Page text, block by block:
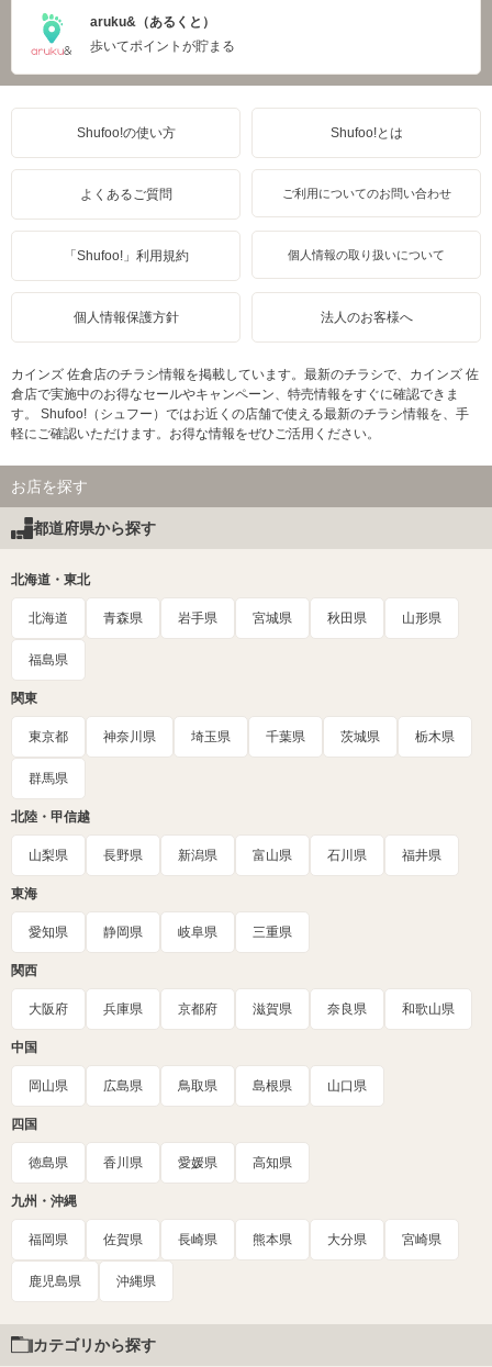
aruku&（あるくと）
歩いてポイントが貯まる
Shufoo!の使い方 Shufoo!とは
よくあるご質問 ご利用についてのお問い合わせ
「Shufoo!」利用規約 個人情報の取り扱いについて
個人情報保護方針 法人のお客様へ
カインズ 佐倉店のチラシ情報を掲載しています。最新のチラシで、カインズ 佐
倉店で実施中のお得なセールやキャンペーン、特売情報をすぐに確認できま
す。 Shufoo!（シュフー）ではお近くの店舗で使える最新のチラシ情報を、手
軽にご確認いただけます。お得な情報をぜひご活用ください。
お店を探す
都道府県から探す
北海道・東北
北海道 青森県 岩手県 宮城県 秋田県 山形県
福島県
関東
東京都 神奈川県 埼玉県 千葉県 茨城県 栃木県
群馬県
北陸・甲信越
山梨県 長野県 新潟県 富山県 石川県 福井県
東海
愛知県 静岡県 岐阜県 三重県
関西
大阪府 兵庫県 京都府 滋賀県 奈良県 和歌山県
中国
岡山県 広島県 鳥取県 島根県 山口県
四国
徳島県 香川県 愛媛県 高知県
九州・沖縄
福岡県 佐賀県 長崎県 熊本県 大分県 宮崎県
鹿児島県 沖縄県
カテゴリから探す